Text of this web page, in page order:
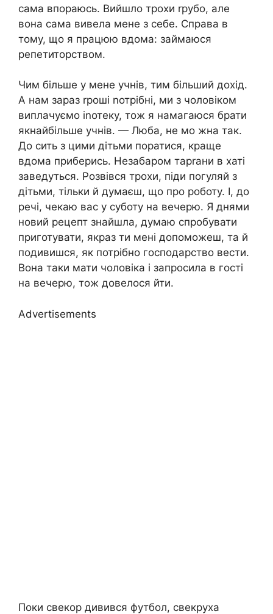
сама впораюсь. Вийшло трохи rрубо, але
вона сама вивела мене з себе. Справа в
тому, що я працюю вдома: займаюся
репетиторством.
Чим більше у мене учнів, тим більший дохід.
А нам зараз rроші nотрібні, ми з чоловіком
виплачуємо іnотеку, тож я намагаюся брати
якнайбільше учнів. — Люба, не мо жна так.
До сить з цими дітьми поратися, краще
вдома приберись. Незабаром тарrани в хаті
заведуться. Розвівся трохи, піди погуляй з
дітьми, тільки й думаєш, що про роботу. І, до
речі, чекаю вас у суботу на вечерю. Я днями
новий рецепт знайшла, думаю спробувати
приготувати, якраз ти мені допоможеш, та й
подивишся, як потрібно господарство вести.
Вона таки мати чоловіка і запросила в гості
на вечерю, тож довелося йти.
Advertisements
Поки свекор дивився футбол, свекруха